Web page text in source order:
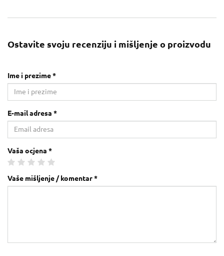
Ostavite svoju recenziju i mišljenje o proizvodu
Ime i prezime *
E-mail adresa *
Vaša ocjena *
Vaše mišljenje / komentar *